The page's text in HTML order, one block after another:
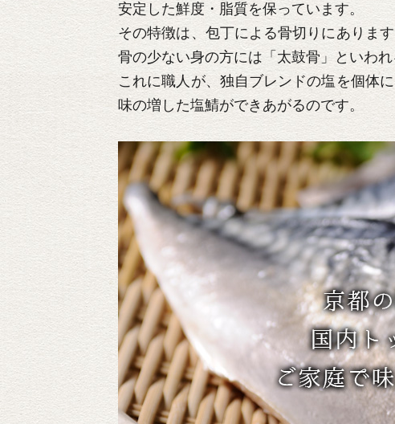
安定した鮮度・脂質を保っています。
その特徴は、包丁による骨切りにありま
骨の少ない身の方には「太鼓骨」といわれ
これに職人が、独自ブレンドの塩を個体
味の増した塩鯖ができあがるのです。